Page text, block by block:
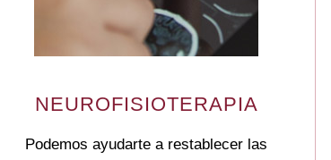
NEUROFISIOTERAPIA
Podemos ayudarte a restablecer las